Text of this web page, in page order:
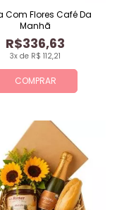
COMPRAR
3x de R$ 112,21
R$336,63
Com Flores Café Da
Manhã